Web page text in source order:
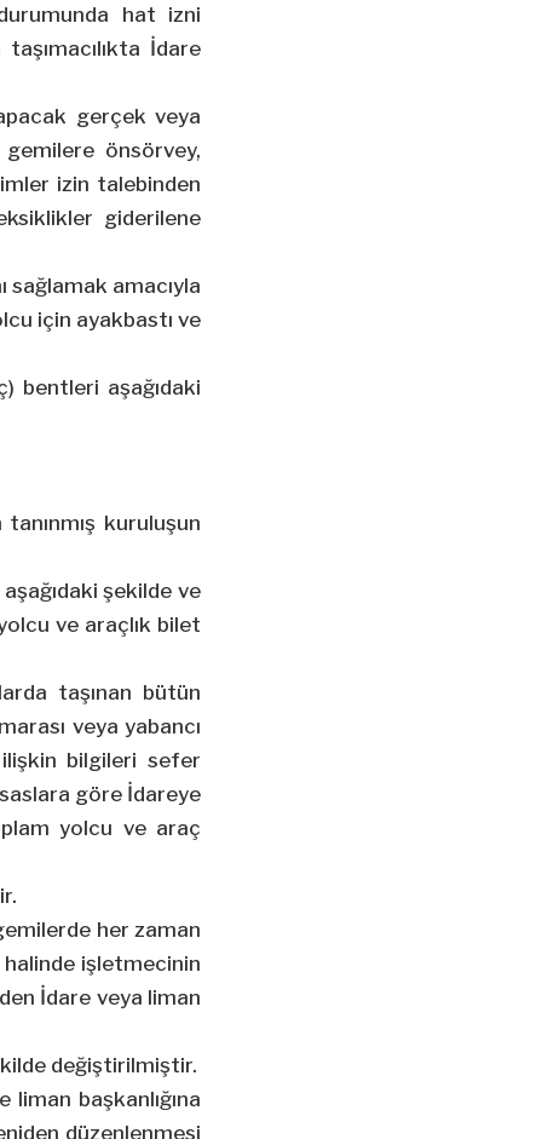
hat izni
İdare
gerçek veya
önsörvey,
izin talebinden
giderilene
sağlamak amacıyla
için ayakbastı ve
bentleri aşağıdaki
kuruluşun
şekilde ve
ve araçlık bilet
taşınan bütün
veya yabancı
bilgileri sefer
göre İdareye
yolcu ve araç
her zaman
işletmecinin
İdare veya liman
değiştirilmiştir.
liman başkanlığına
düzenlenmesi